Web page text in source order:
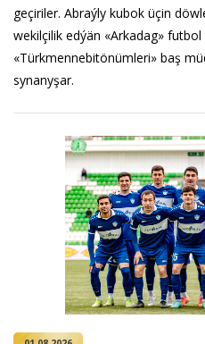
geçiriler. Abraýly kubok üçin
wekilçilik edýän «Arkadag»
«Türkmennebitönümleri» baş
synanyşar.